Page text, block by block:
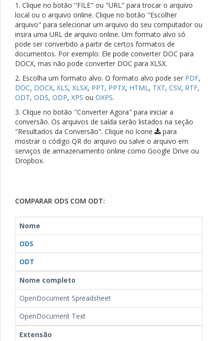
1. Clique no botão "FILE" ou "URL" para trocar o arquivo
local ou o arquivo online. Clique no botão "Escolher
arquivo" para selecionar um arquivo do seu computador ou
insira uma URL de arquivo online. Um formato alvo só
pode ser convertido a partir de certos formatos de
documentos. Por exemplo: Ele pode converter DOC para
DOCX, mas não pode converter DOC para XLSX.
2. Escolha um formato alvo. O formato alvo pode ser PDF,
DOC, DOCX, XLS, XLSX, PPT, PPTX, HTML, TXT, CSV, RTF,
ODT, ODS, ODP, XPS ou OXPS.
3. Clique no botão "Converter Agora" para iniciar a
conversão. Os arquivos de saída serão listados na seção
"Resultados da Conversão". Clique no ícone
para
mostrar o código QR do arquivo ou salve o arquivo em
serviços de armazenamento online como Google Drive ou
Dropbox.
COMPARAR ODS COM ODT:
Nome
ODS
ODT
Nome completo
OpenDocument Spreadsheet
OpenDocument Text
Extensão